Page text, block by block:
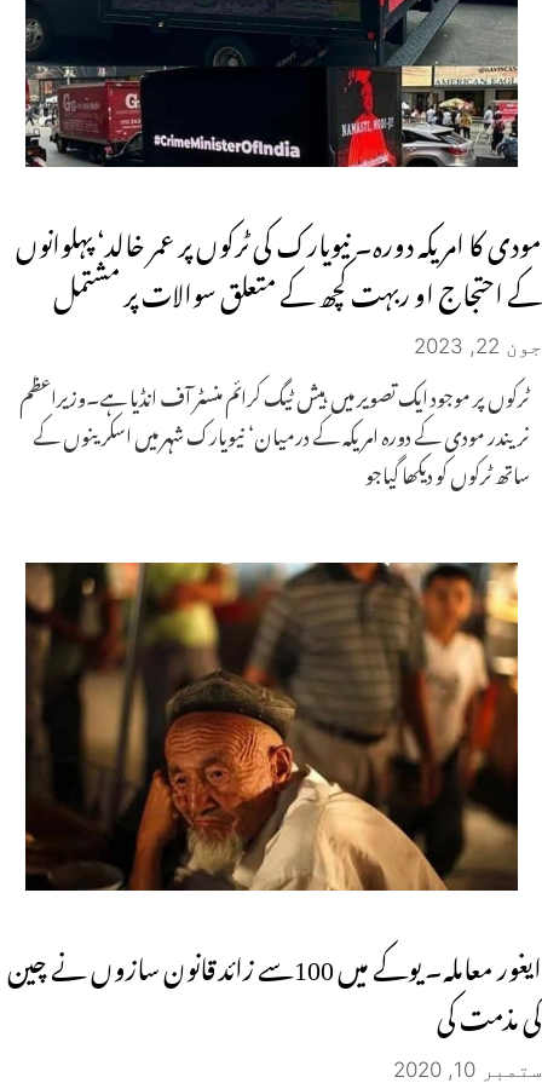
مودی کا امریکہ دورہ۔ نیویارک کی ٹرکوں پر عمر خالد‘ پہلوانوں
کے احتجاج او ربہت کچھ کے متعلق سوالات پر مشتمل
جون 22, 2023
ٹرکوں پر موجود ایک تصویر میں ہیش ٹیگ کرائم منسٹر آف انڈیا ہے۔وزیراعظم
نریندر مودی کے دورہ امریکہ کے درمیان‘ نیویارک شہر میں اسکرینوں کے
ساتھ ٹرکوں کو دیکھا گیاجو
ایغور معاملہ۔ یوکے میں 100سے زائد قانون سازوں نے چین
کی مذمت کی
ستمبر 10, 2020